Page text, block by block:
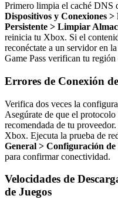
Primero limpia el caché DNS
Dispositivos y Conexiones
Persistente > Limpiar
reinicia tu Xbox. Si el
reconéctate a un servidor en
Game Pass verifican tu
Errores de Conexión
Verifica dos veces la
Asegúrate de que el
recomendada de tu
Xbox. Ejecuta la prueba de
General > Configuración
para confirmar conectividad.
Velocidades de
de Juegos